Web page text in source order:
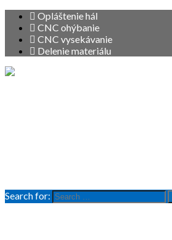
Opláštenie hál
CNC ohýbanie
CNC vysekávanie
Delenie materiálu
Search for: